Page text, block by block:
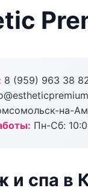
8 (959) 963 38
на-
Пн-Сб:
и спа в